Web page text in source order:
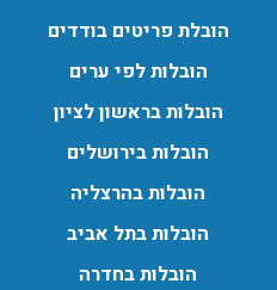
שמואל לכל סוגי ההובלות
עם מנוף ועד פריט בודד.
24/02/2026, 10:42
בפרדס חנה ואפשרות הובלת
הובלת פריטים בודדים
הובלות לפי ערים
הובלות בראשון לציון
הובלות בירושלים
הובלות בהרצליה
הובלות בתל אביב
הובלות בחדרה